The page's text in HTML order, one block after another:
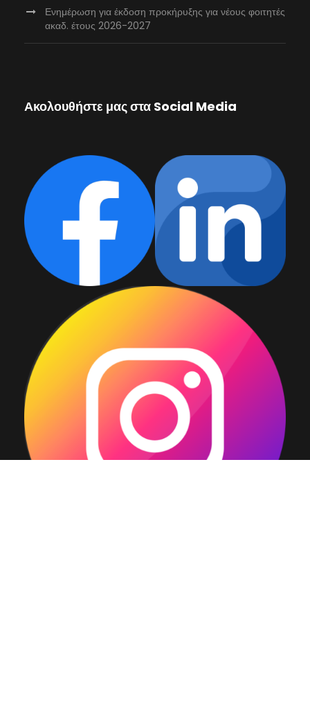
Ενημέρωση για έκδοση προκήρυξης για νέους φοιτητές
ακαδ. έτους 2026-2027
Ακολουθήστε μας στα Social Media